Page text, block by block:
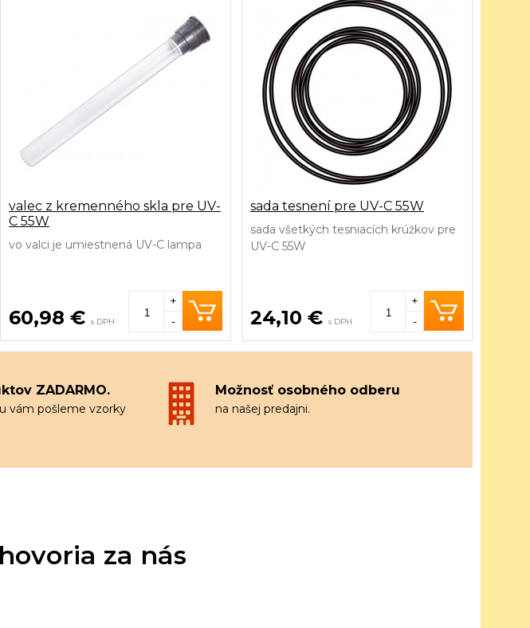
valec z kremenného skla pre UV-
C 55W
vo valci je umiestnená UV-C lampa
60,98 € s DPH
+
-
sada tesnení pre UV-C 55W
sada všetkých tesniacích krúžkov pre
UV-C 55W
24,10 € s DPH
+
-
ZADARMO.
vám pošleme vzorky
Možnosť osobného odberu
na našej predajni.
za nás